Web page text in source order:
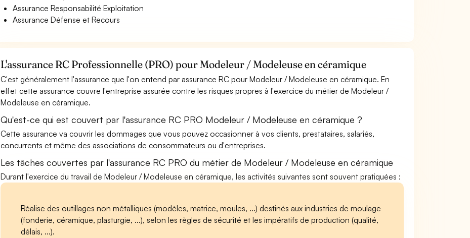
Assurance Responsabilité Exploitation
Assurance Défense et Recours
L'assurance RC Professionnelle (PRO) pour Modeleur / Modeleuse en céramique
C'est généralement l'assurance que l'on entend par assurance RC pour Modeleur / Modeleuse en céramique. En
effet cette assurance couvre l'entreprise assurée contre les risques propres à l'exercice du métier de Modeleur /
Modeleuse en céramique.
Qu'est-ce qui est couvert par l'assurance RC PRO Modeleur / Modeleuse en céramique ?
Cette assurance va couvrir les dommages que vous pouvez occasionner à vos clients, prestataires, salariés,
concurrents et même des associations de consommateurs ou d'entreprises.
Les tâches couvertes par l'assurance RC PRO du métier de Modeleur / Modeleuse en céramique
Durant l'exercice du travail de Modeleur / Modeleuse en céramique, les activités suivantes sont souvent pratiquées :
Réalise des outillages non métalliques (modèles, matrice, moules, ...) destinés aux industries de moulage
(fonderie, céramique, plasturgie, ...), selon les règles de sécurité et les impératifs de production (qualité,
délais, ...).